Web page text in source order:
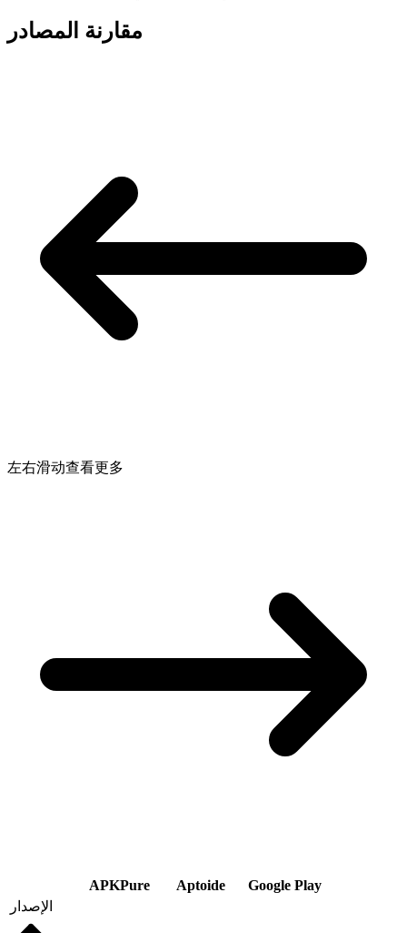
مقارنة المصادر
左右滑动查看更多
APKPure Aptoide
Google Play
الإصدار